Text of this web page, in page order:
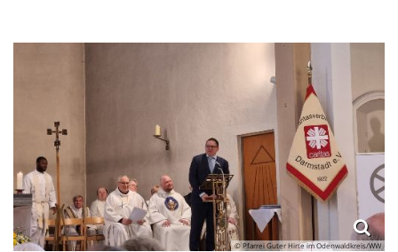
© Pfarrei Guter Hirte im Odenwaldkreis/WW